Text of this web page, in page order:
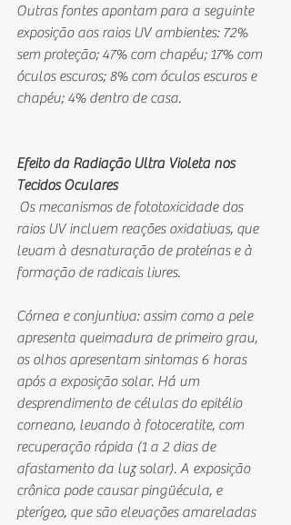
Outras fontes apontam para a seguinte
exposição aos raios UV ambientes: 72%
sem proteção; 47% com chapéu; 17% com
óculos escuros; 8% com óculos escuros e
chapéu; 4% dentro de casa.
Efeito da Radiação Ultra Violeta nos
Tecidos Oculares
Os mecanismos de fototoxicidade dos
raios UV incluem reações oxidativas, que
levam à desnaturação de proteínas e à
formação de radicais livres.
Córnea e conjuntiva: assim como a pele
apresenta queimadura de primeiro grau,
os olhos apresentam sintomas 6 horas
após a exposição solar. Há um
desprendimento de células do epitélio
corneano, levando à fotoceratite, com
recuperação rápida (1 a 2 dias de
afastamento da luz solar). A exposição
crônica pode causar pingüécula, e
pterígeo, que são elevações amareladas